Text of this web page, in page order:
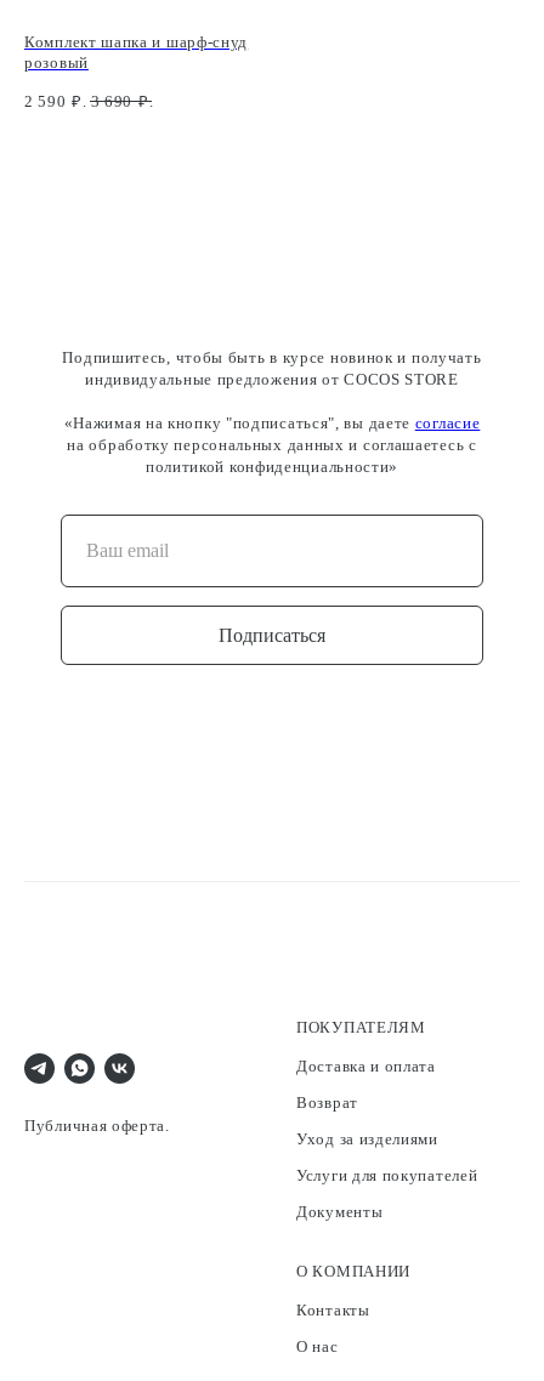
Комплект шапка и шарф-снуд
розовый
2 590 ₽. 3 690 ₽.
Подпишитесь, чтобы быть в курсе новинок и получать
индивидуальные предложения от COCOS STORE
«Нажимая на кнопку "подписаться", вы даете согласие
на обработку персональных данных и соглашаетесь c
политикой конфиденциальности»
Подписаться
Публичная оферта.
ПОКУПАТЕЛЯМ
Доставка и оплата
Возврат
Уход за изделиями
Услуги для покупателей
Документы
О КОМПАНИИ
Контакты
О нас